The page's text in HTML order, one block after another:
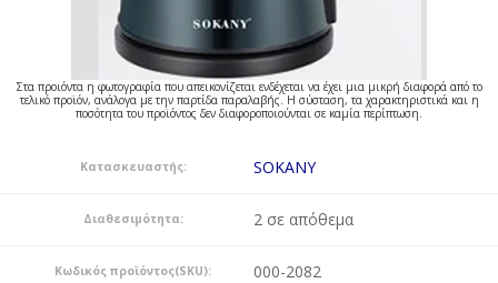
Στα προιόντα η φωτογραφία που απεικονίζεται ενδέχεται να έχει μια μικρή διαφορά από το
τελικό προϊόν, ανάλογα με την παρτίδα παραλαβής. Η σύσταση, τα χαρακτηριστικά και η
ποσότητα του προϊόντος δεν διαφοροποιούνται σε καμία περίπτωση.
Κατασκευαστής: SOKANY
Διαθεσιμότητα: 2 σε απόθεμα
Κωδικός προϊόντος(SKU): 000-2082